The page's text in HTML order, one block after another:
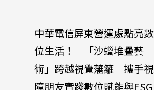
中華電信屏東營運處點亮數
位生活！ 「沙蠟堆疊藝
術」跨越視覺藩籬 攜手視
障朋友實踐數位賦能與ESG